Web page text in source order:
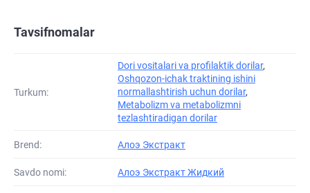
Tavsifnomalar
Turkum:
Dori vositalari va profilaktik dorilar,
Oshqozon-ichak traktining ishini
normallashtirish uchun dorilar,
Metabolizm va metabolizmni
tezlashtiradigan dorilar
Brend: Алоэ Экстракт
Savdo nomi: Алоэ Экстракт Жидкий